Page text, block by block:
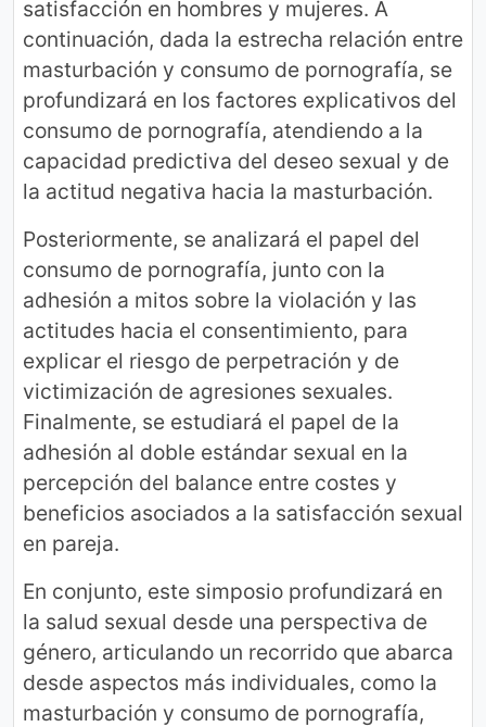
satisfacción en hombres y mujeres. A
continuación, dada la estrecha relación entre
masturbación y consumo de pornografía, se
profundizará en los factores explicativos del
consumo de pornografía, atendiendo a la
capacidad predictiva del deseo sexual y de
la actitud negativa hacia la masturbación.
Posteriormente, se analizará el papel del
consumo de pornografía, junto con la
adhesión a mitos sobre la violación y las
actitudes hacia el consentimiento, para
explicar el riesgo de perpetración y de
victimización de agresiones sexuales.
Finalmente, se estudiará el papel de la
adhesión al doble estándar sexual en la
percepción del balance entre costes y
beneficios asociados a la satisfacción sexual
en pareja.
En conjunto, este simposio profundizará en
la salud sexual desde una perspectiva de
género, articulando un recorrido que abarca
desde aspectos más individuales, como la
masturbación y consumo de pornografía,